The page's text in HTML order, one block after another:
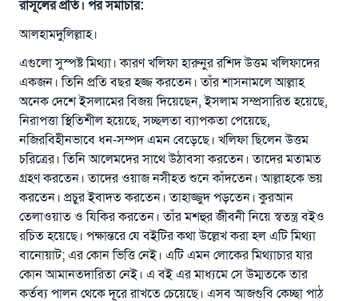
রাসূলের প্রতি। পর সমাচার:
আলহামদুলিল্লাহ।
এগুলো সুস্পষ্ট মিথ্যা। কারণ খলিফা হারুনুর রশিদ উত্তম খলিফাদের
একজন। তিনি প্রতি বছর হজ্জ করতেন। তাঁর শাসনামলে আল্লাহ
অনেক দেশে ইসলামের বিজয় দিয়েছেন, ইসলাম সম্প্রসারিত হয়েছে,
নিরাপত্তা স্থিতিশীল হয়েছে, সচ্ছলতা ব্যাপকতা পেয়েছে,
নজিরবিহীনভাবে ধন-সম্পদ এমন বেড়েছে। খলিফা ছিলেন উত্তম
চরিত্রের। তিনি আলেমদের সাথে উঠাবসা করতেন। তাদের মতামত
গ্রহণ করতেন। তাদের ওয়াজ নসীহত শুনে কাঁদতেন। আল্লাহকে ভয়
করতেন। প্রচুর ইবাদত করতেন। তাহাজ্জুদ পড়তেন। কুরআন
তেলাওয়াত ও যিকির করতেন। তাঁর মশহুর জীবনী নিয়ে স্বতন্ত্র বইও
রচিত হয়েছে। পক্ষান্তরে যে বইটির কথা উল্লেখ করা হল এটি মিথ্যা
বানোয়াট; এর কোন ভিত্তি নেই। এটি এমন লোকের মিথ্যাচার যার
কোন আমানতদারিতা নেই। এ বই এর মাধ্যমে সে উম্মতকে তার
কর্তব্য পালন থেকে দূরে রাখতে চেয়েছে। এসব আজগুবি কেচ্ছা পাঠ
উত্তর নম্বর ১১০৮৪৫ একটি বিবাহ রক্ষা
করেছিল।
উম্মাহকে উত্তর দিতে আমাদেরকে সহযোগিতা করুন
রাসূল সাল্লাল্লাহু আলাইহি ওয়া সাল্লাম বলেছেন
যে ব্যক্তি সৎ কর্মের পথ দেখাবে সে সৎকর্মকারীর সমান
সওয়াব পাবে